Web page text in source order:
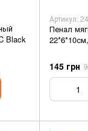
Black
Артикул:
Пенал
145 грн